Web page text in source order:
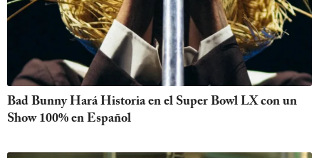
Bad Bunny Hará Historia en el Super Bowl LX con un
Show 100% en Español